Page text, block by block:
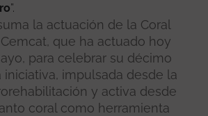
”.
la actuación de la Coral
que ha actuado hoy
para celebrar su décimo
iniciativa, impulsada desde la
y activa desde
coral como herramienta